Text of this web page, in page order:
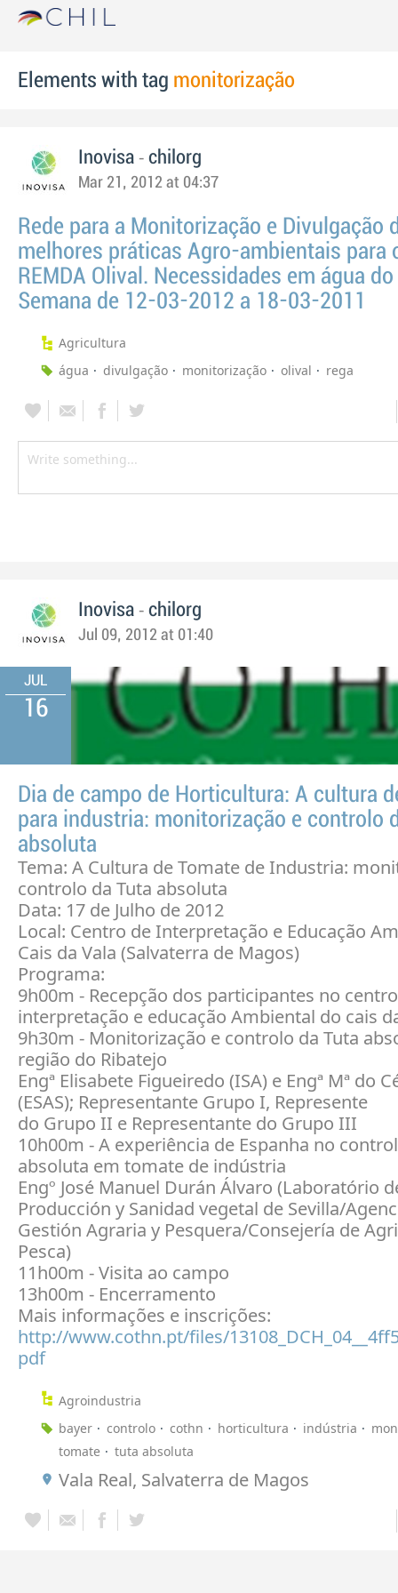
Elements with tag monitorização
Inovisa - chilorg
Mar 21, 2012 at 04:37
Rede para a Monitorização e Divulgação
melhores práticas Agro-ambientais para
REMDA Olival. Necessidades em água
Semana de 12-03-2012 a 18-03-2011
Agricultura
água
divulgação monitorização olival rega
Inovisa - chilorg
Jul 09, 2012 at 01:40
JUL
16
Dia de campo de Horticultura: A cultura
para industria: monitorização e controlo
absoluta
Tema: A Cultura de Tomate de Industria:
controlo da Tuta absoluta
Data: 17 de Julho de 2012
Local: Centro de Interpretação e Educação
Cais da Vala (Salvaterra de Magos)
Programa:
9h00m - Recepção dos participantes no
interpretação e educação Ambiental do cais
9h30m - Monitorização e controlo da Tuta
região do Ribatejo
Engª Elisabete Figueiredo (ISA) e Engª Mª do
(ESAS); Representante Grupo I, Represente
do Grupo II e Representante do Grupo III
10h00m - A experiência de Espanha no
absoluta em tomate de indústria
Engº José Manuel Durán Álvaro (Laboratório
Producción y Sanidad vegetal de Sevilla/
Gestión Agraria y Pesquera/Consejería de
Pesca)
11h00m - Visita ao campo
13h00m - Encerramento
Mais informações e inscrições:
http://www.cothn.pt/files/
pdf
Agroindustria
bayer
controlo cothn horticultura indústria
tomate
tuta absoluta
Vala Real, Salvaterra de Magos